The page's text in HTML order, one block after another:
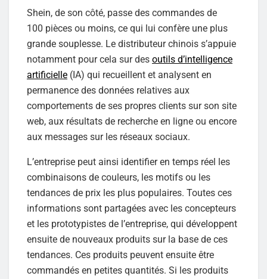
Shein, de son côté, passe des commandes de
100 pièces ou moins, ce qui lui confère une plus
grande souplesse. Le distributeur chinois s’appuie
notamment pour cela sur des outils d’intelligence
artificielle (IA) qui recueillent et analysent en
permanence des données relatives aux
comportements de ses propres clients sur son site
web, aux résultats de recherche en ligne ou encore
aux messages sur les réseaux sociaux.
L’entreprise peut ainsi identifier en temps réel les
combinaisons de couleurs, les motifs ou les
tendances de prix les plus populaires. Toutes ces
informations sont partagées avec les concepteurs
et les prototypistes de l’entreprise, qui développent
ensuite de nouveaux produits sur la base de ces
tendances. Ces produits peuvent ensuite être
commandés en petites quantités. Si les produits